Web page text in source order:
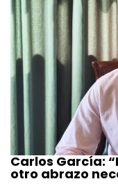
Carlos García:
otro abrazo